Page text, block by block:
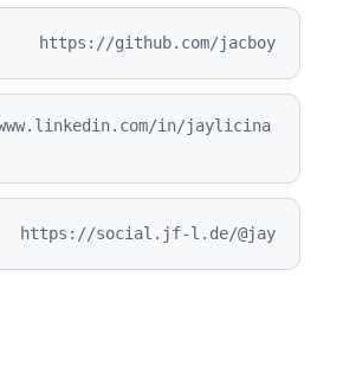
https://github.com/jacboy
in/jaylicina
https://social.jf-l.de/@jay